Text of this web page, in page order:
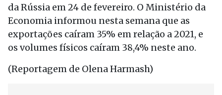
da Rússia em 24 de fevereiro. O Ministério da
Economia informou nesta semana que as
exportações caíram 35% em relação a 2021, e
os volumes físicos caíram 38,4% neste ano.
(Reportagem de Olena Harmash)